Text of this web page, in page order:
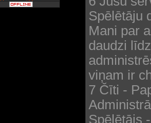
Spēlētāju
Mani par
daudzi
viņam ir
7 Čīti -
Spēlētājs